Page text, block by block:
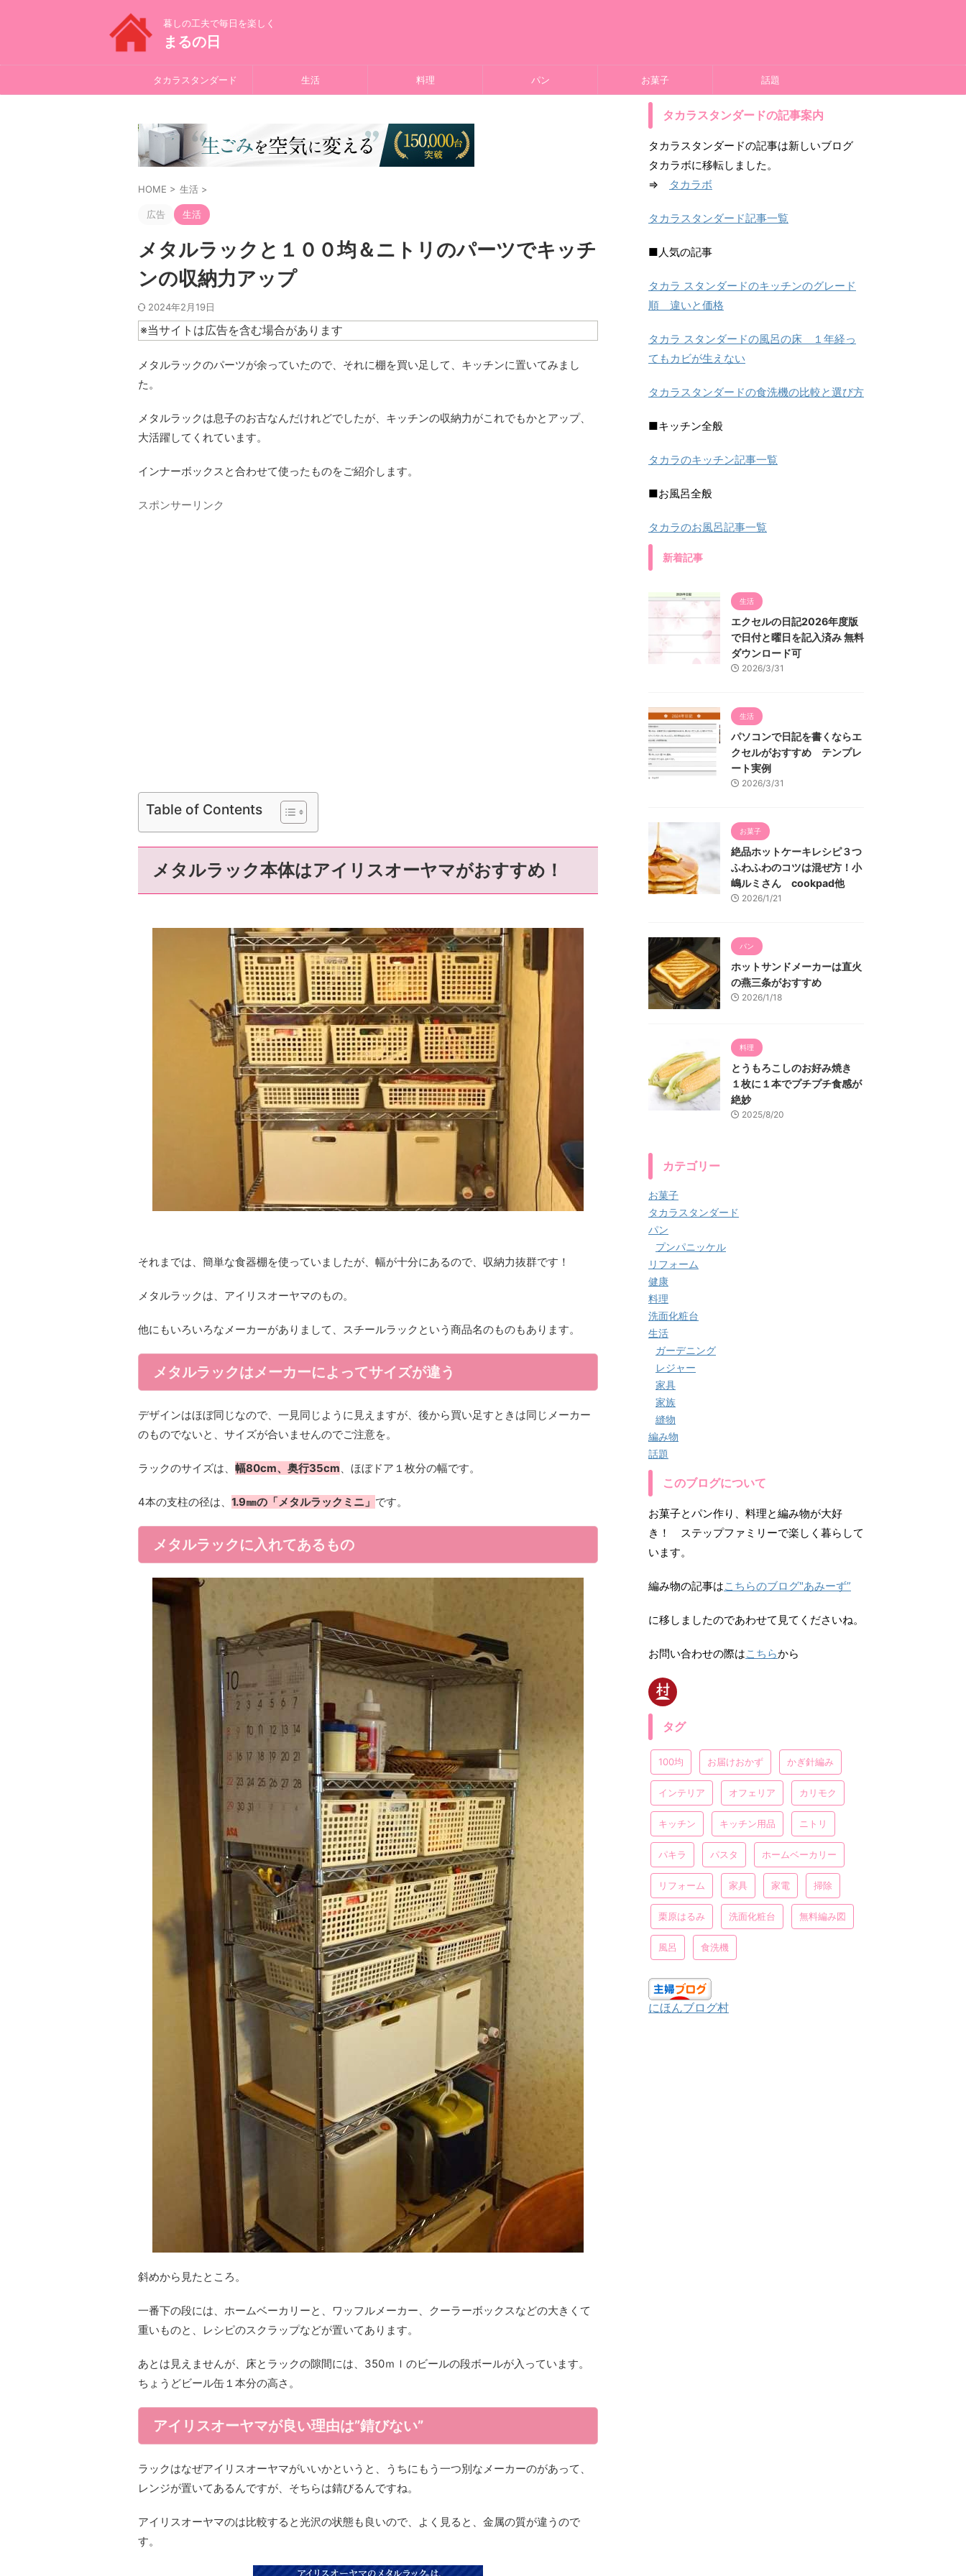
暮しの工夫で毎日を楽しく
まるの日
タカラスタンダード 生活 料理 パン お菓子 話題
HOME > 生活 >
広告 生活
メタルラックと１００均＆ニトリのパーツでキッチ
ンの収納力アップ
2024年2月19日
※当サイトは広告を含む場合があります
メタルラックのパーツが余っていたので、それに棚を買い足して、キッチンに置いてみまし
た。
メタルラックは息子のお古なんだけれどでしたが、キッチンの収納力がこれでもかとアップ、
大活躍してくれています。
インナーボックスと合わせて使ったものをご紹介します。
スポンサーリンク
Table of Contents
メタルラック本体はアイリスオーヤマがおすすめ！
それまでは、簡単な食器棚を使っていましたが、幅が十分にあるので、収納力抜群です！
メタルラックは、アイリスオーヤマのもの。
他にもいろいろなメーカーがありまして、スチールラックという商品名のものもあります。
メタルラックはメーカーによってサイズが違う
デザインはほぼ同じなので、一見同じように見えますが、後から買い足すときは同じメーカー
のものでないと、サイズが合いませんのでご注意を。
ラックのサイズは、 幅80cm、奥行35cm、ほぼドア１枚分の幅です。
4本の支柱の径は、 1.9㎜の「メタルラックミニ」 です。
メタルラックに入れてあるもの
斜めから見たところ。
一番下の段には、ホームベーカリーと、ワッフルメーカー、クーラーボックスなどの大きくて
重いものと、レシピのスクラップなどが置いてあります。
あとは見えませんが、床とラックの隙間には、350ｍｌのビールの段ボールが入っています。
ちょうどビール缶１本分の高さ。
アイリスオーヤマが良い理由は”錆びない”
ラックはなぜアイリスオーヤマがいいかというと、うちにもう一つ別なメーカーのがあって、
レンジが置いてあるんですが、そちらは錆びるんですね。
アイリスオーヤマのは比較すると光沢の状態も良いので、よく見ると、金属の質が違うので
す。
タカラスタンダードの記事案内
タカラスタンダードの記事は新しいブログ
タカラボに移転しました。
⇒
タカラボ
タカラスタンダード記事一覧
■人気の記事
タカラ スタンダードのキッチンのグレード
順 違いと価格
タカラ スタンダードの風呂の床 １年経っ
てもカビが生えない
タカラスタンダードの食洗機の比較と選び方
■キッチン全般
タカラのキッチン記事一覧
■お風呂全般
タカラのお風呂記事一覧
新着記事
生活
エクセルの日記2026年度版
で日付と曜日を記入済み 無料
ダウンロード可
2026/3/31
生活
パソコンで日記を書くならエ
クセルがおすすめ テンプレ
ート実例
2026/3/31
お菓子
絶品ホットケーキレシピ３つ
ふわふわのコツは混ぜ方！小
嶋ルミさん cookpad他
2026/1/21
パン
ホットサンドメーカーは直火
の燕三条がおすすめ
2026/1/18
料理
とうもろこしのお好み焼き
１枚に１本でプチプチ食感が
絶妙
2025/8/20
カテゴリー
お菓子
タカラスタンダード
パン
プンパニッケル
リフォーム
健康
料理
洗面化粧台
生活
ガーデニング
レジャー
家具
家族
縫物
編み物
話題
このブログについて
お菓子とパン作り、料理と編み物が大好
き！ ステップファミリーで楽しく暮らして
います。
編み物の記事はこちらのブログ"あみーず”
に移しましたのであわせて見てくださいね。
お問い合わせの際はこちらから
タグ
100均 お届けおかず かぎ針編み
インテリア オフェリア カリモク
キッチン キッチン用品 ニトリ
パキラ パスタ ホームベーカリー
リフォーム 家具 家電 掃除
栗原はるみ 洗面化粧台 無料編み図
風呂 食洗機
にほんブログ村